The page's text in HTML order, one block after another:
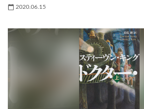
2020.06.15